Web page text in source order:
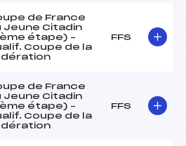
de France
Jeune Citadin
étape) –
Coupe de la
FFS
de France
Jeune Citadin
étape) –
Coupe de la
FFS